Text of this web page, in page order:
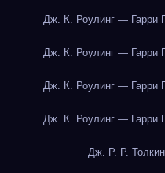
Дж. К. Роулинг — Гарри
Дж. К. Роулинг — Гарри
Дж. К. Роулинг — Гарри
Дж. К. Роулинг — Гарри
Дж. Р. Р.